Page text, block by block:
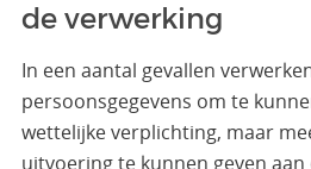
de verwerking
In een aantal gevallen
persoonsgegevens om te
wettelijke verplichting, maar
uitvoering te kunnen geven